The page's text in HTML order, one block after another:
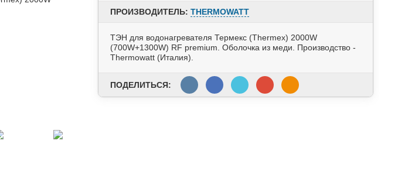
ПРОИЗВОДИТЕЛЬ: THERMOWATT
ТЭН для водонагревателя Термекс (Thermex) 2000W
(700W+1300W) RF premium. Оболочка из меди. Производство -
Thermowatt (Италия).
ПОДЕЛИТЬСЯ: